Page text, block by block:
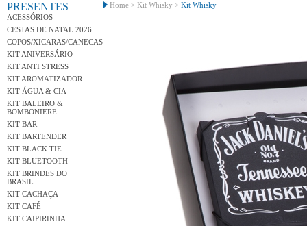
PRESENTES
ACESSÓRIOS
CESTAS DE NATAL 2026
COPOS/XICARAS/CANECAS
KIT ANIVERSÁRIO
KIT ANTI STRESS
KIT AROMATIZADOR
KIT ÁGUA & CIA
KIT BALEIRO &
BOMBONIERE
KIT BAR
KIT BARTENDER
KIT BLACK TIE
KIT BLUETOOTH
KIT BRINDES DO
BRASIL
KIT CACHAÇA
KIT CAFÉ
KIT CAIPIRINHA
Home > Kit Whisky > Kit Whisky